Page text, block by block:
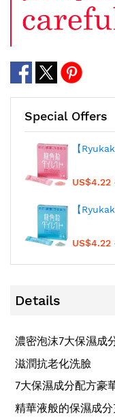
Special Offers
【
US$4.22
【
US$4.22
Details
濃密泡沫7大保濕成
滋潤抗老化洗臉
7大保濕成分配方豪
精華液般的保濕成分